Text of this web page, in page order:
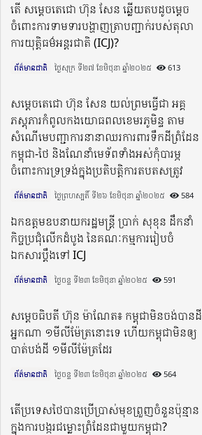
តើ សម្តេចតេជោ ហ៊ុន សែន ឆ្លើយតបដូចម្តេច
ចំពោះការទាមទារបង្ហាញត្រាបញ្ជាក់របស់តុលា
ការយុត្តិធម៌អន្តរជាតិ (ICJ)?
ព័ត៌មានជាតិ ថ្ងៃសុក្រ ទី២៧ ខែមិថុនា ឆ្នាំ២០២៥​ 613
សម្តេចតេជោ ហ៊ុន សែន យល់ព្រមធ្វើជា អគ្គ
ភស្តុភារកំពូលកងយោធពលខេមរភូមិន្ទ តាម
សំណើមេបញ្ជាការនានាឈរការពារទឹកដីព្រំដែន
កម្ពុជា-ថៃ និងណែនាំមេទ័ពទាំងអស់កុំបារម្ភ
ចំពោះការទ្រទ្រង់ក្នុងប្រតិបត្តិការតបតសត្រូវ
ព័ត៌មានជាតិ ថ្ងៃព្រហស្បតិ៍ ទី២៦ ខែមិថុនា ឆ្នាំ២០២៥​ 584
ឯកឧត្តមឧបនាយករដ្ឋមន្រ្តី ប្រាក់ សុខុន ដឹកនាំ
កិច្ចប្រជុំលើកដំបូង នៃគណៈកម្មការរៀបចំ
ឯកសារប្តឹងទៅ ICJ​
ព័ត៌មានជាតិ ថ្ងៃចន្ទ ទី២៣ ខែមិថុនា ឆ្នាំ២០២៥​ 591
សម្តេចធិបតី ហ៊ុន ម៉ាណែត៖ កម្ពុជាមិនចង់បានដី
អ្នកណា ១មីលីម៉ែត្រនោះទេ ហើយកម្ពុជាមិនឲ្យ
បាត់បង់ដី ១មីលីម៉ែត្រដែរ
ព័ត៌មានជាតិ ថ្ងៃចន្ទ ទី២៣ ខែមិថុនា ឆ្នាំ២០២៥​ 564
តើប្រទេសថៃបានប្រើប្រាស់មុខព្រួញចំនួនប៉ុន្មាន
ក្នុងការបង្ករជម្លោះព្រំដែនជាមួយកម្ពុជា?